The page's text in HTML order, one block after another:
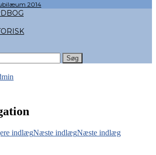
2014
indlægNæste indlægNæste indlæg